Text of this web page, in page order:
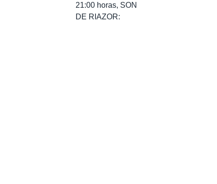
21:00 horas, SON
DE RIAZOR: